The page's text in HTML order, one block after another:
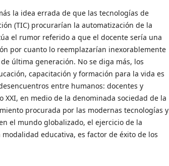
la idea errada de que las tecnologías de
(TIC) procurarían la automatización de la
el rumor referido a que el docente sería una
por cuanto lo reemplazarían inexorablemente
última generación. No se diga más, los
capacitación y formación para la vida es
entre humanos: docentes y
XXI, en medio de la denominada sociedad de la
procurada por las modernas tecnologías y
el mundo globalizado, el ejercicio de la
modalidad educativa, es factor de éxito de los